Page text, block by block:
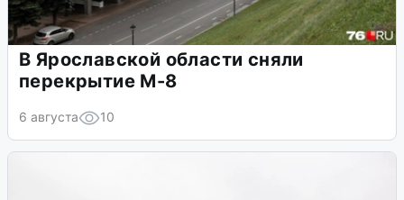
В Ярославской области сняли
перекрытие М-8
6 августа 10